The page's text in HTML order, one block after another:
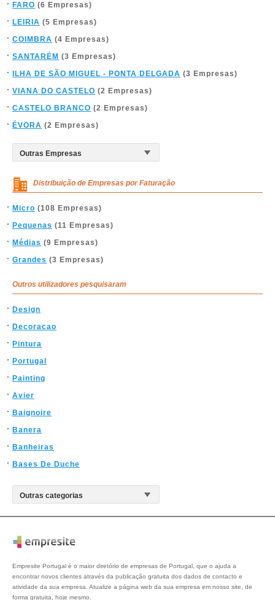
FARO (6 Empresas)
LEIRIA (5 Empresas)
COIMBRA (4 Empresas)
SANTARÉM (3 Empresas)
ILHA DE SÃO MIGUEL - PONTA DELGADA (3 Empresas)
VIANA DO CASTELO (2 Empresas)
CASTELO BRANCO (2 Empresas)
ÉVORA (2 Empresas)
Distribuição de Empresas por Faturação
Micro (108 Empresas)
Pequenas (11 Empresas)
Médias (9 Empresas)
Grandes (3 Empresas)
Outros utilizadores pesquisaram
Design
Decoracao
Pintura
Portugal
Painting
Avier
Baignoire
Banera
Banheiras
Bases De Duche
Empresite Portugal é o maior diretório de empresas de Portugal, que o ajuda a
encontrar novos clientes através da publicação gratuita dos dados de contacto e
atividade da sua empresa. Atualize a página web da sua empresa em nosso site, de
forma gratuita, hoje mesmo.